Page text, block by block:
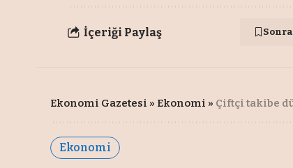
İçeriği Paylaş
Ekonomi Gazetesi » Ekonomi » Çiftçi takibe
Ekonomi